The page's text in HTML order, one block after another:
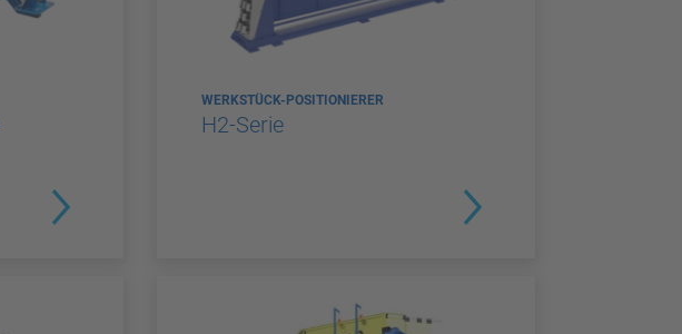
WERKSTÜCK-POSITIONIERER
H2-Serie